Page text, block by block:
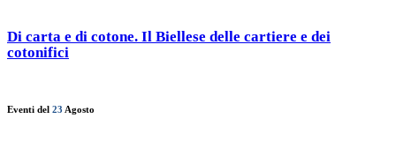
Di carta e di cotone. Il Biellese delle cartiere e dei
cotonifici
Eventi del 23 Agosto